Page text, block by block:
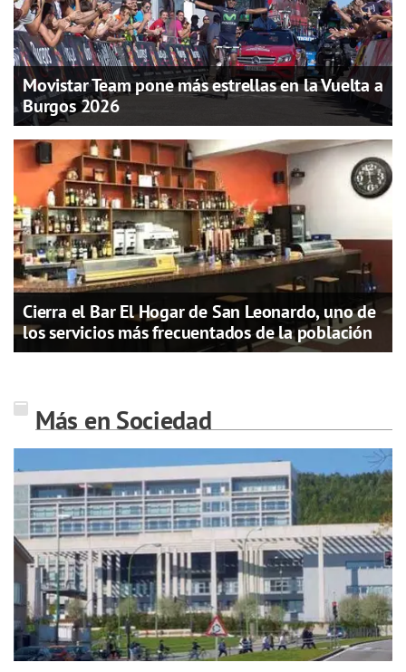
Movistar Team pone más estrellas en la Vuelta a
Burgos 2026
Cierra el Bar El Hogar de San Leonardo, uno de
los servicios más frecuentados de la población
Más en Sociedad